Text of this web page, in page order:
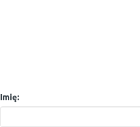
Imię: